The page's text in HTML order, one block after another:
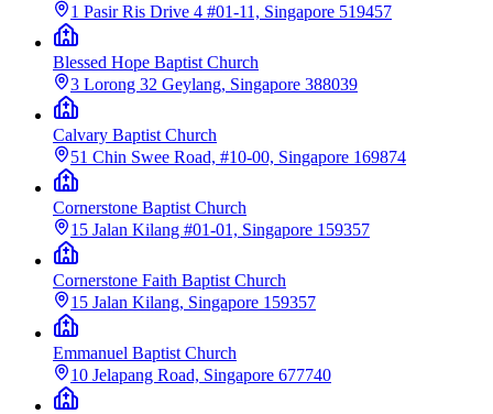
1 Pasir Ris Drive 4 #01-11, Singapore 519457
Blessed Hope Baptist Church
3 Lorong 32 Geylang, Singapore 388039
Calvary Baptist Church
51 Chin Swee Road, #10-00, Singapore 169874
Cornerstone Baptist Church
15 Jalan Kilang #01-01, Singapore 159357
Cornerstone Faith Baptist Church
15 Jalan Kilang, Singapore 159357
Emmanuel Baptist Church
10 Jelapang Road, Singapore 677740